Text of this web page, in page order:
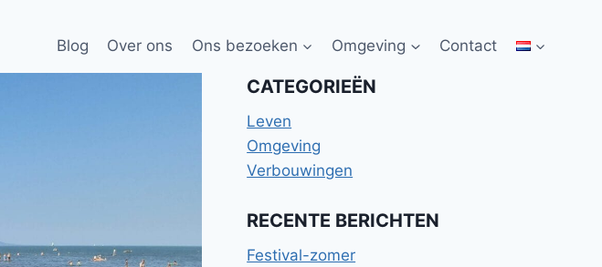
Blog Over ons Ons bezoeken Omgeving Contact
CATEGORIEËN
Leven
Omgeving
Verbouwingen
RECENTE BERICHTEN
Festival-zomer